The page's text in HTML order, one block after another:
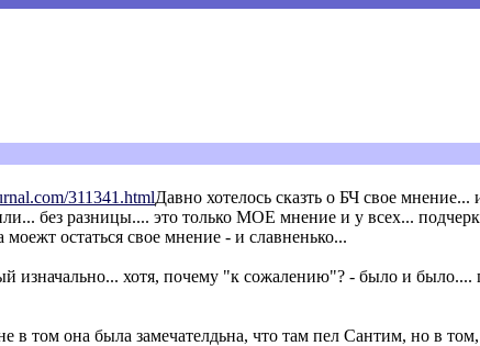
311341.htmlДавно хотелось сказть о БЧ свое мнение...
без разницы.... это только МОЕ мнение и у всех...
остаться свое мнение - и славненько...
хотя, почему "к сожалению"? - было и было....
в том она была замечателдьна, что там пел Сантим, но в